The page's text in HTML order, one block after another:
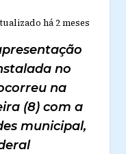
há 2 meses
no
na
(8) com a
municipal,